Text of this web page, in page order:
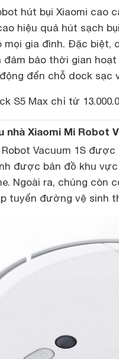
hút bụi Xiaomi cao
hiệu quả hút sạch
mọi gia đình. Đặc biệt,
đảm bảo thời gian
đến chỗ dock sạc
S5 Max chỉ từ
nhà Xiaomi Mi Robot
Vacuum 1S
được bản đồ khu
Ngoài ra, chúng còn
tuyến đường vệ sinh